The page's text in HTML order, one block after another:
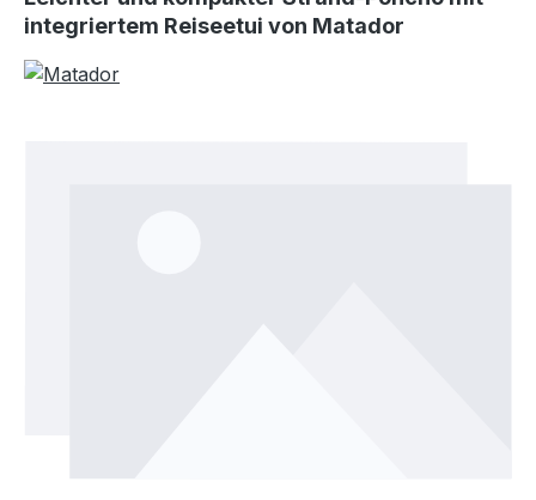
integriertem Reiseetui von Matador